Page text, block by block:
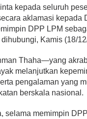
kepada seluruh
aklamasi kepada
DPP LPM
Kamis (18/
Thaha—yang
melanjutkan
pengalaman yang
berskala nasional.
selama memimpin